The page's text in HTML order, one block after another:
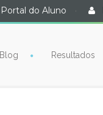
Portal do Aluno ·
Blog Resultados